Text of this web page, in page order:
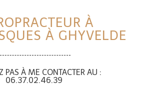
À
À GHYVELDE
PAS À ME CONTACTER AU :
06.37.02.46.39